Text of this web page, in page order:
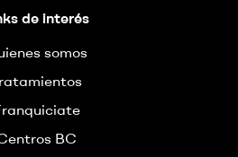
de interés
somos
BC